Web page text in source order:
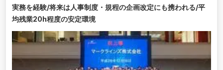
実務を経験/将来は人事制度・規程の企画改定にも携われる/平
均残業20h程度の安定環境